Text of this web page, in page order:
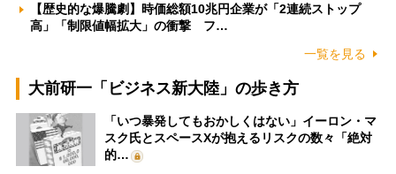
【歴史的な爆騰劇】時価総額10兆円企業が「2連続ストップ
高」「制限値幅拡大」の衝撃 フ…
一覧を見る
大前研一「ビジネス新大陸」の歩き方
「いつ暴発してもおかしくはない」イーロン・マ
スク氏とスペースXが抱えるリスクの数々「絶対
的…